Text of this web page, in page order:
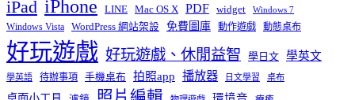
iPad iPhone LINE Mac OS X PDF widget Windows 7
Windows Vista WordPress 網站架設 免費圖庫 動作遊戲 動態桌布
好玩遊戲 好玩遊戲、休閒益智 學日文 學英文
學英語 待辦事項 手機桌布 拍照app 播放器 日文學習 桌布